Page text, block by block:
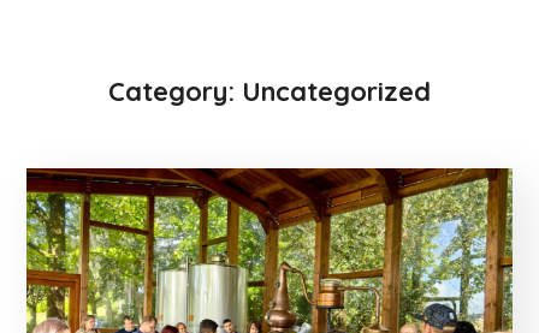
Category: Uncategorized